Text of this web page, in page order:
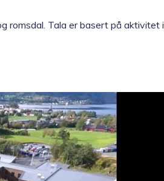
romsdal. Tala er basert på aktivitet i